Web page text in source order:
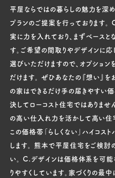
平屋ならではの暮らしの魅力を深
プランのご提案を行っております
実に力を入れており、まずベースと
す。ご希望の間取りやデザインに
選びいただけますので、オプショ
だけます。 ぜひあなたの『想い』
の家はできるだけ手の届きやすい
決してローコスト住宅ではありませ
の高い仕入れ力を活かして高い住
この価格帯「らしくない」ハイコス
します。 熊本で平屋住宅をご検
い。 C.デザインは価格体系を可能
りやすくしています。家づくりの最